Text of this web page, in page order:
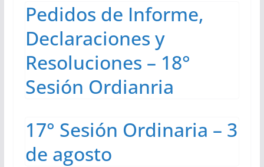
Pedidos de Informe,
Declaraciones y
Resoluciones – 18°
Sesión Ordianria
17° Sesión Ordinaria – 3
de agosto